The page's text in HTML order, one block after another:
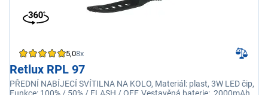
5,08x
Retlux RPL 97
PŘEDNÍ NABÍJECÍ SVÍTILNA NA KOLO, Materiál: plast, 3W LED čip,